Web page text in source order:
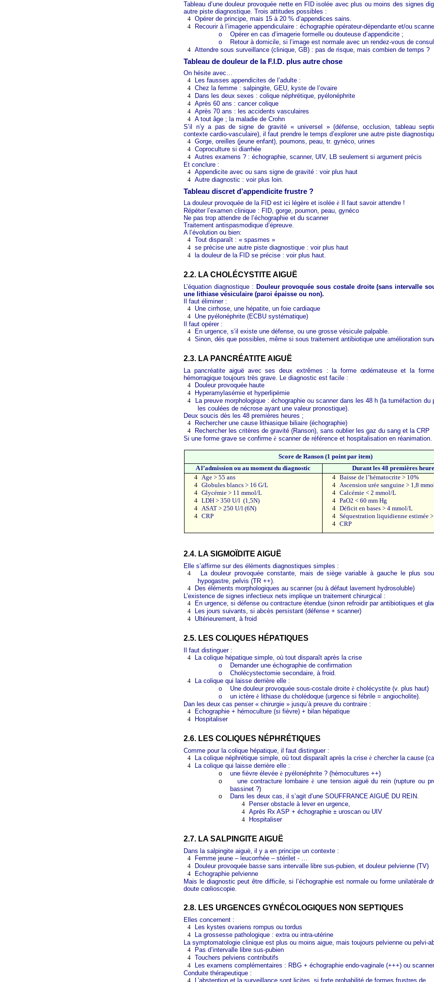
Tableau d’une douleur provoquée nette en FID isolée avec plus ou moins des signes
autre piste diagnostique. Trois attitudes possibles :
4 Opérer de principe, mais 15 à 20 % d’appendices sains.
4
Recourir à l’imagerie appendiculaire : échographie opérateur-dépendante et/ou
o
Opérer en cas d’imagerie formelle ou douteuse d’appendicite ;
o
Retour à domicile, si l’image est normale avec un rendez-vous de
4 Attendre sous surveillance (clinique, GB) : pas de risque, mais combien de temps ?
Tableau de douleur de la F.I.D. plus autre chose
On hésite avec…
4
Les fausses appendicites de l’adulte :
4 Chez la femme : salpingite, GEU, kyste de l’ovaire
4
Dans les deux sexes : colique néphrétique, pyélonéphrite
4 Après 60 ans : cancer colique
4 Après 70 ans : les accidents vasculaires
4 A tout âge ; la maladie de Crohn
S’il n’y a pas de signe de gravité « universel » (défense, occlusion, tableau
contexte cardio-vasculaire), il faut prendre le temps d’explorer une autre piste
4 Gorge, oreilles (jeune enfant), poumons, peau, tr. gynéco, urines
4 Coproculture si diarrhée
4 Autres examens ? : échographie, scanner, UIV, LB seulement si argument précis
Et conclure :
4 Appendicite avec ou sans signe de gravité : voir plus haut
4 Autre diagnostic : voir plus loin.
Tableau discret d’appendicite frustre ?
La douleur provoquée de la FID est ici légère et isoléeè Il faut savoir attendre !
Répéter l’examen clinique : FID, gorge, poumon, peau, gynéco
Ne pas trop attendre de l’échographie et du scanner
Traitement antispasmodique d’épreuve.
A l’évolution ou bien:
4 Tout disparaît : « spasmes »
4 se précise une autre piste diagnostique : voir plus haut
4
la douleur de la FID se précise : voir plus haut.
2.2. LA CHOLÉCYSTITE AIGUË
L’équation diagnostique : Douleur provoquée sous costale droite (sans intervalle
une lithiase vésiculaire (paroi épaisse ou non).
Il faut éliminer :
4 Une cirrhose, une hépatite, un foie cardiaque
4 Une pyélonéphrite (ECBU systématique)
Il faut opérer :
4
En urgence, s’il existe une défense, ou une grosse vésicule palpable.
4 Sinon, dés que possibles, même si sous traitement antibiotique une amélioration
2.3. LA PANCRÉATITE AIGUË
La pancréatite aiguë avec ses deux extrêmes : la forme œdémateuse et la
hémorragique toujours très grave. Le diagnostic est facile :
4
Douleur provoquée haute
4
Hyperamylasémie et hyperlipémie
4
La preuve morphologique : échographie ou scanner dans les 48 h (la tuméfaction du
les coulées de nécrose ayant une valeur pronostique).
Deux soucis dès les 48 premières heures ;
4
Rechercher une cause lithiasique biliaire (échographie)
4
Rechercher les critères de gravité (Ranson), sans oublier les gaz du sang et la CRP
Si une forme grave se confirmeè scanner de référence et hospitalisation en réanimation.
Score de Ranson (1 point par item)
A l’admission ou au moment du diagnostic
Durant les 48 premières
4 Age > 55 ans
4 Globules blancs > 16 G/L
4 Glycémie > 11 mmol/L
4 LDH > 350 U/l (1,5N)
4 ASAT > 250 U/l (6N)
4 CRP
4 Baisse de l’hématocrite > 10%
4 Ascension urée sanguine > 1,8
4 Calcémie < 2 mmol/L
4 PaO2 < 60 mm Hg
4 Déficit en bases > 4 mmol/L
4 Séquestration liquidienne estimée
4 CRP
2.4. LA SIGMOÏDITE AIGUË
Elle s’affirme sur des éléments diagnostiques simples :
4
La douleur provoquée constante, mais de siège variable à gauche le plus
hypogastre, pelvis (TR ++).
4
Des éléments morphologiques au scanner (ou à défaut lavement hydrosoluble)
L’existence de signes infectieux nets implique un traitement chirurgical :
4
En urgence, si défense ou contracture étendue (sinon refroidir par antibiotiques et
4
Les jours suivants, si abcès persistant (défense + scanner)
4 Ultérieurement, à froid
2.5. LES COLIQUES HÉPATIQUES
Il faut distinguer :
4
La colique hépatique simple, où tout disparaît après la crise
o
Demander une échographie de confirmation
o
Cholécystectomie secondaire, à froid.
4
La colique qui laisse derrière elle :
o
Une douleur provoquée sous-costale droiteè cholécystite (v. plus haut)
o
un ictèreè lithiase du cholédoque (urgence si fébrile = angiocholite).
Dan les deux cas penser « chirurgie » jusqu’à preuve du contraire :
4
Echographie + hémoculture (si fièvre) + bilan hépatique
4
Hospitaliser
2.6. LES COLIQUES NÉPHRÉTIQUES
Comme pour la colique hépatique, il faut distinguer :
4
La colique néphrétique simple, où tout disparaît après la criseè chercher la cause
4
La colique qui laisse derrière elle :
o
une fièvre élevéeè pyélonéphrite ? (hémocultures ++)
o
une contracture lombaire èune tension aiguë du rein (rupture ou
bassinet ?)
o
Dans les deux cas, il s’agit d’une SOUFFRANCE AIGUË DU REIN.
4
Penser obstacle à lever en urgence,
4 Après Rx ASP + échographie ± uroscan ou UIV
4
Hospitaliser
2.7. LA SALPINGITE AIGUË
Dans la salpingite aiguë, il y a en principe un contexte :
4
Femme jeune – leucorrhée – stérilet - …
4
Douleur provoquée basse sans intervalle libre sus-pubien, et douleur pelvienne (TV)
4
Echographie pelvienne
Mais le diagnostic peut être difficile, si l’échographie est normale ou forme unilatérale
doute cœlioscopie.
2.8. LES URGENCES GYNÉCOLOGIQUES NON SEPTIQUES
Elles concernent :
4
Les kystes ovariens rompus ou tordus
4
La grossesse pathologique : extra ou intra-utérine
La symptomatologie clinique est plus ou moins aigue, mais toujours pelvienne ou pelvi-
4
Pas d’intervalle libre sus-pubien
4 Touchers pelviens contributifs
4
Les examens complémentaires : RBG + échographie endo-vaginale (+++) ou
Conduite thérapeutique :
4
L’abstention et la surveillance sont licites, si forte probabilité de formes frustres de